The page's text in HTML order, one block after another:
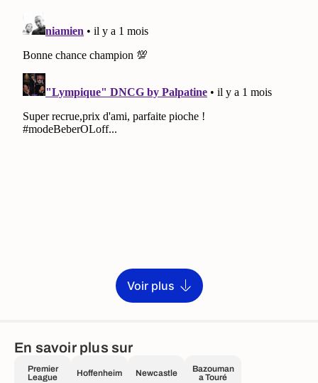
Voir plus
En savoir plus sur
Premier
League
Hoffenheim Newcastle
Bazouman
a Touré